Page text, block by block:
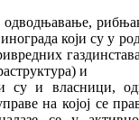
који су у
и
су и власници,
на којој се